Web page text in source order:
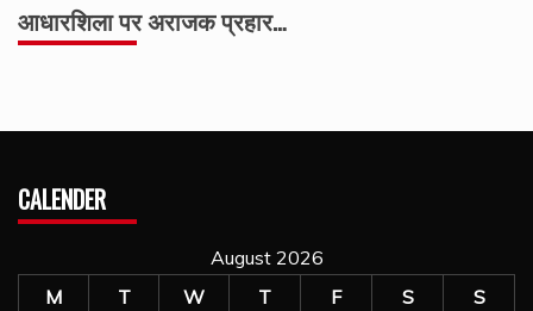
आधारशिला पर अराजक प्रहार…
CALENDER
August 2026
M
T W T F S
S